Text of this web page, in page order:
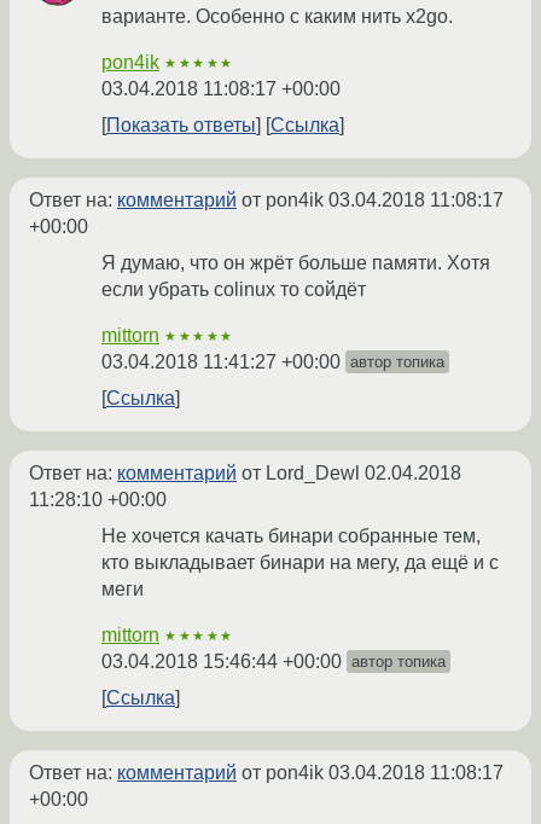
варианте. Особенно с каким нить x2go.
pon4ik ★★★★★
03.04.2018 11:08:17 +00:00
Показать ответы
Ссылка
Ответ на: комментарий от pon4ik 03.04.2018 11:08:17
+00:00
Я думаю, что он жрёт больше памяти. Хотя
если убрать colinux то сойдёт
mittorn ★★★★★
03.04.2018 11:41:27 +00:00 автор топика
Ссылка
Ответ на: комментарий от Lord_Dewl 02.04.2018
11:28:10 +00:00
Не хочется качать бинари собранные тем,
кто выкладывает бинари на мегу, да ещё и с
меги
mittorn ★★★★★
03.04.2018 15:46:44 +00:00 автор топика
Ссылка
Ответ на: комментарий от pon4ik 03.04.2018 11:08:17
+00:00